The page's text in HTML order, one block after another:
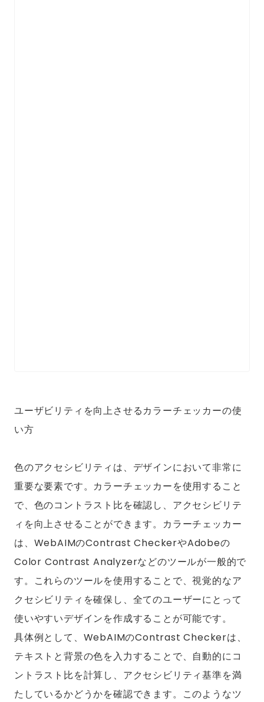
ユーザビリティを向上させるカラーチェッカーの使
い方
色のアクセシビリティは、デザインにおいて非常に
重要な要素です。カラーチェッカーを使用すること
で、色のコントラスト比を確認し、アクセシビリテ
ィを向上させることができます。カラーチェッカー
は、WebAIMのContrast CheckerやAdobeの
Color Contrast Analyzerなどのツールが一般的で
す。これらのツールを使用することで、視覚的なア
クセシビリティを確保し、全てのユーザーにとって
使いやすいデザインを作成することが可能です。
具体例として、WebAIMのContrast Checkerは、
テキストと背景の色を入力することで、自動的にコ
ントラスト比を計算し、アクセシビリティ基準を満
たしているかどうかを確認できます。このようなツ